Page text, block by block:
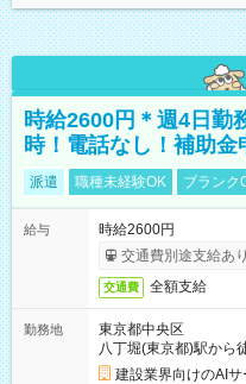
時給2600円＊週4日勤
時！電話なし！補助金
派遣 職種未経験OK ブランク
給与
時給2600円
交通費別途支給あり
交通費 全額支給
勤務地
東京都中央区
八丁堀(東京都)駅から
建設業界向けのAI